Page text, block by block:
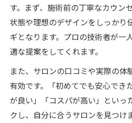
す。まず、施術前の丁寧なカウン
状態や理想のデザインをしっかり
ギとなります。プロの技術者が一
適な提案をしてくれます。
また、サロンの口コミや実際の体
有効です。「初めてでも安心でき
が良い」「コスパが高い」といっ
クし、自分に合うサロンを見つけ